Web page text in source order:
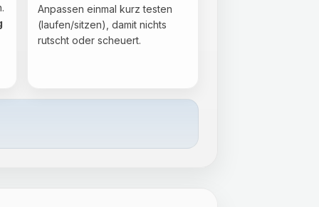
Anpassen einmal kurz testen
(laufen/sitzen), damit nichts
rutscht oder scheuert.